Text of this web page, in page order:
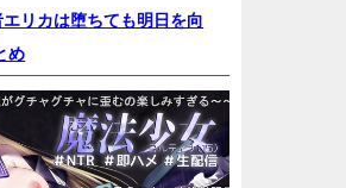
リカは堕ちても明日を向
め